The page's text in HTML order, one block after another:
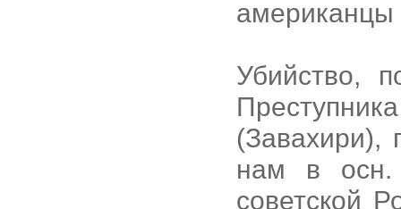
американцы
Убийство,
(Завахири),
нам в осн.
советской